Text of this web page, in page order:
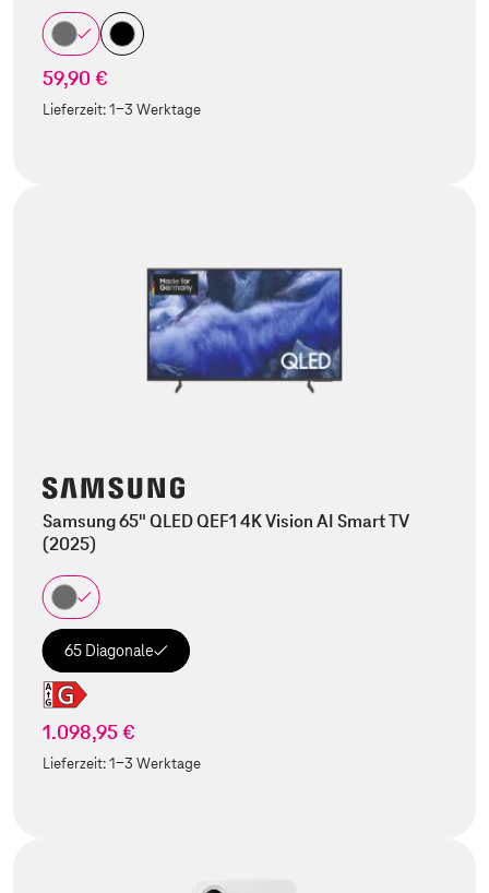
59,90 €
Lieferzeit:1-3 Werktage
Samsung 65" QLED QEF1 4K Vision AI Smart TV
(2025)
65 Diagonale
1.098,95 €
Lieferzeit:1-3 Werktage